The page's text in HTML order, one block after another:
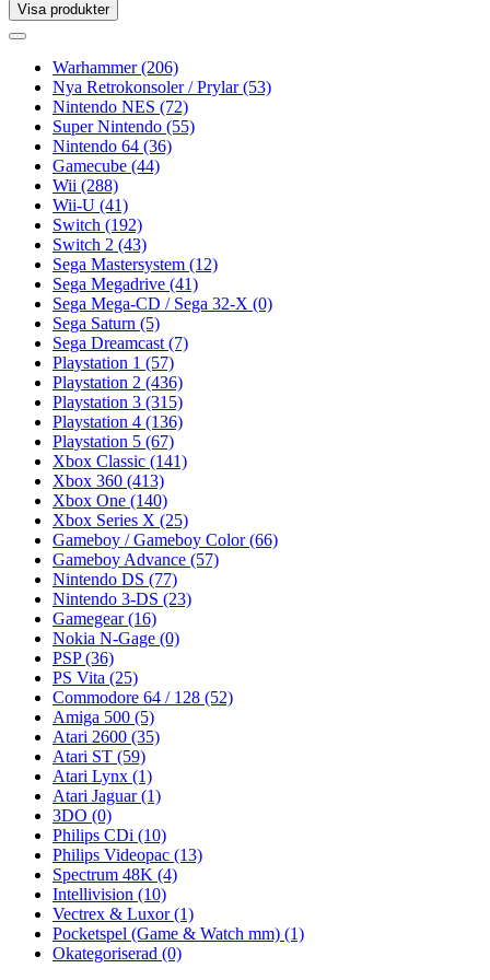
Visa produkter
Toggle
Toggle
navigationWarhammer(206)
Nya Retrokonsoler / Prylar(53)
Nintendo NES (72)
Super Nintendo (55)
Nintendo 64 (36)
Gamecube (44)
Wii (288)
Wii-U (41)
Switch (192)
Switch 2 (43)
Sega Mastersystem (12)
Sega Megadrive (41)
Sega Mega-CD / Sega 32-X (0)
Sega Saturn (5)
Sega Dreamcast (7)
Playstation 1 (57)
Playstation 2 (436)
Playstation 3 (315)
Playstation 4 (136)
Playstation 5 (67)
Xbox Classic (141)
Xbox 360 (413)
Xbox One (140)
Xbox Series X (25)
Gameboy / Gameboy Color(66)
Gameboy Advance (57)
Nintendo DS (77)
Nintendo 3-DS (23)
Gamegear(16)
Nokia N-Gage (0)
PSP(36)
PS Vita (25)
Commodore 64 / 128 (52)
Amiga 500 (5)
Atari 2600 (35)
Atari ST (59)
Atari Lynx (1)
Atari Jaguar(1)
3DO (0)
Philips CDi (10)
Philips Videopac (13)
Spectrum 48K (4)
Intellivision (10)
Vectrex & Luxor(1)
Pocketspel (Game & Watch mm) (1)
Okategoriserad (0)